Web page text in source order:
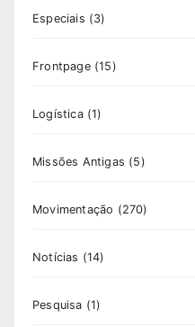
Especiais (3)
Frontpage(15)
Logística(1)
Missões Antigas (5)
Movimentação (270)
Notícias (14)
Pesquisa (1)